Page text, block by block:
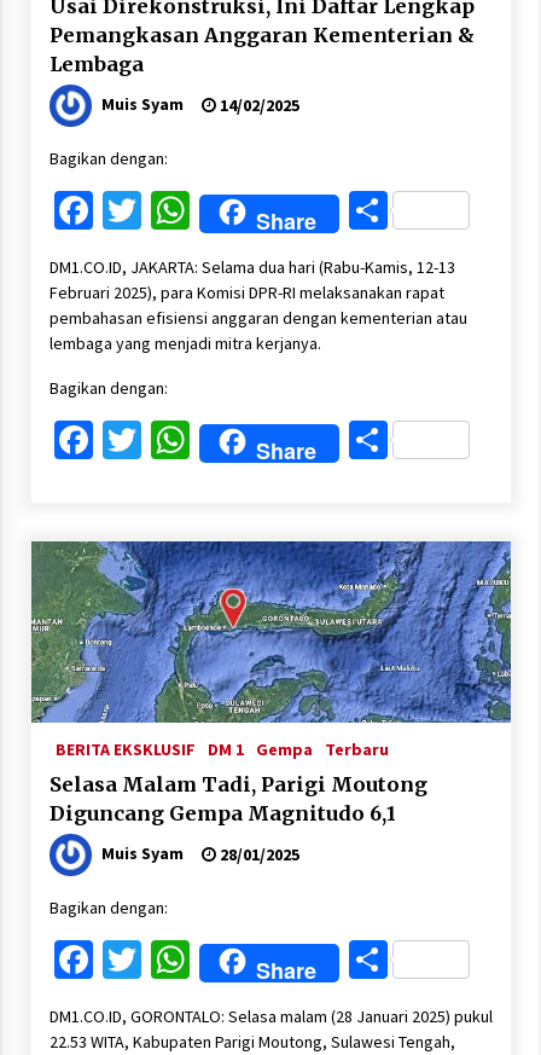
Usai Direkonstruksi, Ini Daftar Lengkap
Pemangkasan Anggaran Kementerian &
Lembaga
Muis Syam 14/02/2025
Bagikan dengan:
Facebook
Twitter
WhatsApp
Share Share
DM1.CO.ID, JAKARTA: Selama dua hari (Rabu-Kamis, 12-13
Februari 2025), para Komisi DPR-RI melaksanakan rapat
pembahasan efisiensi anggaran dengan kementerian atau
lembaga yang menjadi mitra kerjanya.
Bagikan dengan:
Facebook
Twitter
WhatsApp
Share Share
BERITA EKSKLUSIF DM 1 Gempa Terbaru
Selasa Malam Tadi, Parigi Moutong
Diguncang Gempa Magnitudo 6,1
Muis Syam 28/01/2025
Bagikan dengan:
Facebook
Twitter
WhatsApp
Share Share
DM1.CO.ID, GORONTALO: Selasa malam (28 Januari 2025) pukul
22.53 WITA, Kabupaten Parigi Moutong, Sulawesi Tengah,